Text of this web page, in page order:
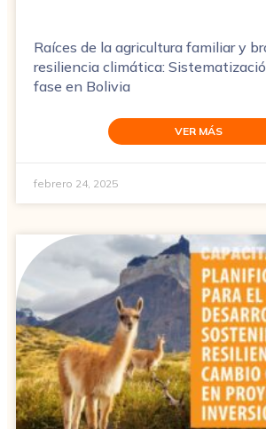
Raíces de la agricultura familiar y
resiliencia climática:
fase en Bolivia
VER MÁS
febrero 24, 2025